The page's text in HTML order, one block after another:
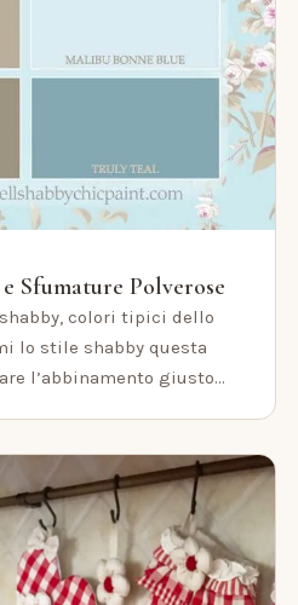
Sfumature Polverose
colori tipici dello
lo stile shabby questa
l’abbinamento giusto…